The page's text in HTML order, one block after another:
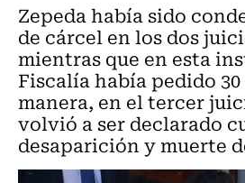
Zepeda había sido
de cárcel en los dos
mientras que en esta
Fiscalía había pedido
manera, en el tercer
volvió a ser declarado
desaparición y muerte